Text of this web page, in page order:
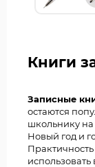
Книги
Записные
остаются
школьнику
Новый год и